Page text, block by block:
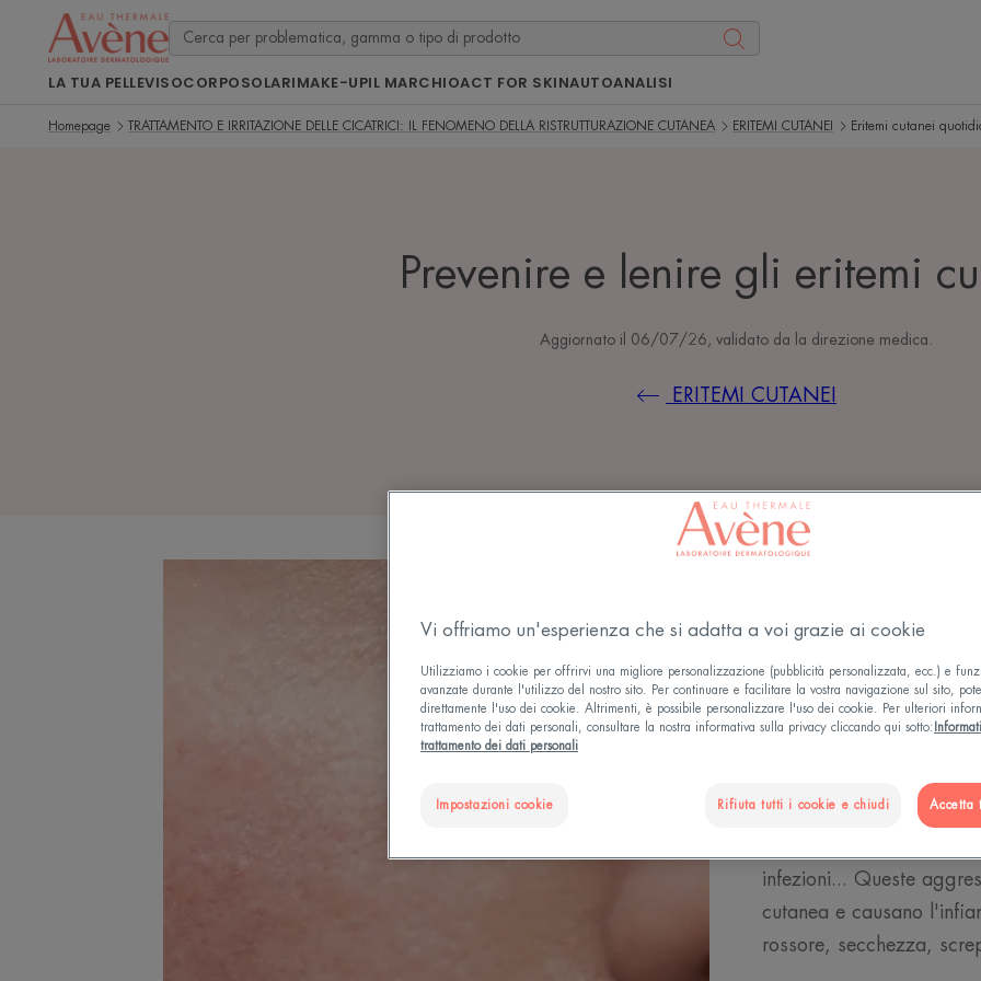
LA TUA PELLEVISOCORPOSOLARIMAKE-UPIL MARCHIOACT FOR SKINAUTOANALISI
Homepage TRATTAMENTO E IRRITAZIONE DELLE CICATRICI: IL FENOMENO DELLA RISTRUTTURAZIONE CUTANEA ERITEMI CUTANEI Eritemi cutanei
Prevenire e lenire gli eritemi
Aggiornato il 06/07/26 , validato da la direzione medica
ERITEMI CUTANEI
è irritata
Il 20% della
siamo esposti a eritemi
sfregamento, uso di
infezioni... Queste
cutanea e causano
rossore, secchezza,
Vi offriamo un'esperienza che si adatta a voi grazie ai cookie
Utilizziamo i cookie per offrirvi una migliore personalizzazione (pubblicità personalizzata, ecc.) e
avanzate durante l'utilizzo del nostro sito. Per continuare e facilitare la vostra navigazione sul sito,
direttamente l'uso dei cookie. Altrimenti, è possibile personalizzare l'uso dei cookie. Per ulteriori
trattamento dei dati personali, consultare la nostra informativa sulla privacy cliccando qui sotto:
trattamento dei dati personali
Impostazioni cookie Rifiuta tutti i cookie e chiudi Accetta